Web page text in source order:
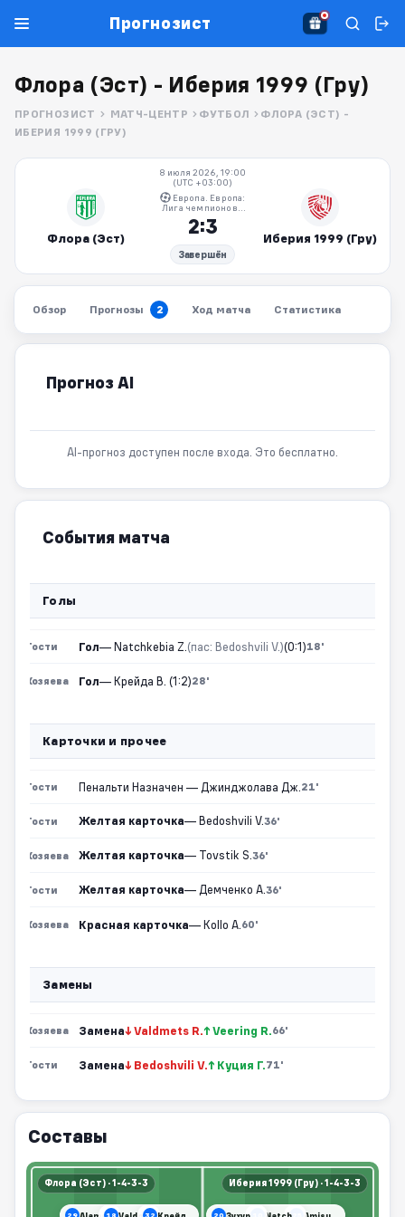
Прогнозист
Флора (Эст) - Иберия 1999 (Гру)
ПРОГНОЗИСТ МАТЧ-ЦЕНТР ФУТБОЛ
ФЛОРА (ЭСТ) -
ИБЕРИЯ 1999 (ГРУ)
Флора (Эст)
8 июля 2026, 19:00
(UTC +03:00)
Европа. Европа:
Лига чемпионов -
Квалификация
2:3
Завершён
Иберия 1999 (Гру)
Обзор Прогнозы 2 Ход матча Статистика
Прогноз AI
AI-прогноз доступен после входа. Это бесплатно.
События матча
Голы
Гости 18'
Гол— Natchkebia Z.(пас: Bedoshvili V.)(0:1)
Хозяева 28'
Гол— Крейда В. (1:2)
Карточки и прочее
Гости 21'
Пенальти Назначен — Джинджолава Дж.
Гости 36'
Желтая карточка— Bedoshvili V.
Хозяева 36'
Желтая карточка— Tovstik S.
Гости 36'
Желтая карточка— Демченко А.
Хозяева 60'
Красная карточка— Kollo A.
Замены
Хозяева 66'
Замена↓ Valdmets R.↑ Veering R.
Гости 71'
Замена↓ Bedoshvili V.↑ Куция Г.
Составы
Флора (Эст) · 1-4-3-3 Иберия 1999 (Гру) · 1-4-3-3